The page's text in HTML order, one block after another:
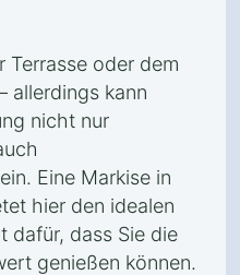
Terrasse oder dem
allerdings kann
nicht nur
Eine Markise in
hier den idealen
dafür, dass Sie die
genießen können.